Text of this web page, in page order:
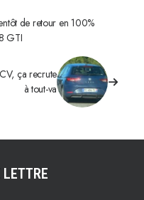
de retour en 100%
GTI
ça recrute
à tout-va